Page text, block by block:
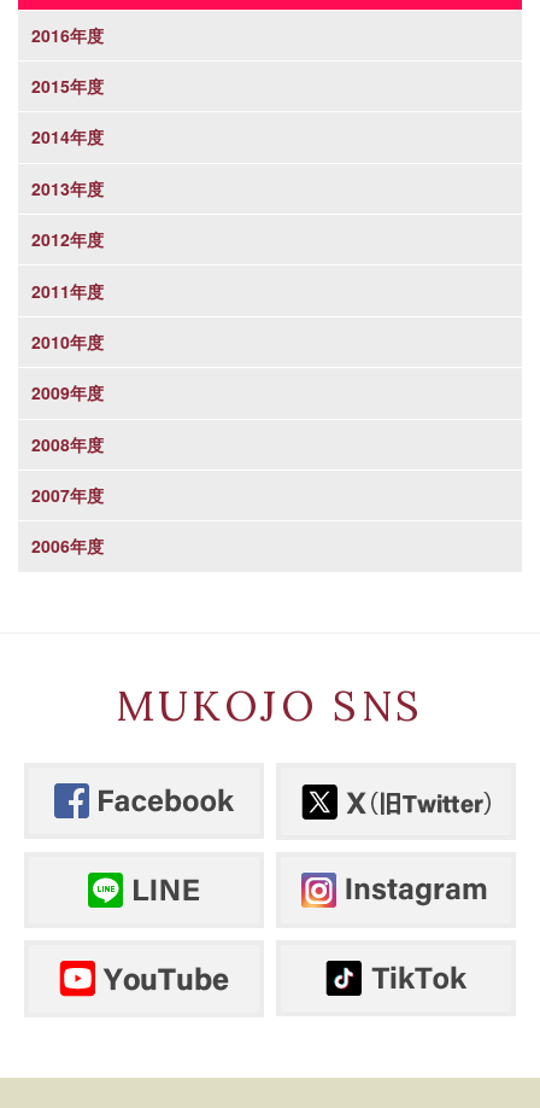
2016年度
2015年度
2014年度
2013年度
2012年度
2011年度
2010年度
2009年度
2008年度
2007年度
2006年度
MUKOJO SNS